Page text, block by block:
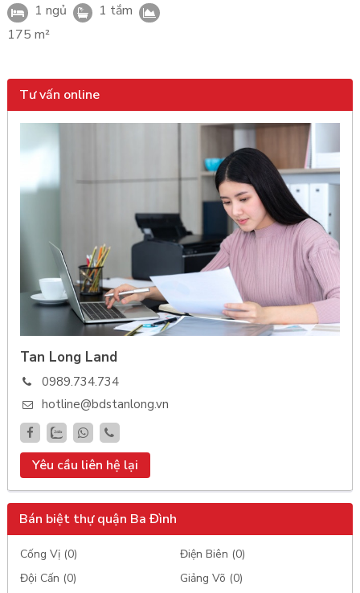
1 ngủ
1 tắm
175 m²
Tư vấn online
Tan Long Land
0989.734.734
hotline@bdstanlong.vn
Yêu cầu liên hệ lại
Bán biệt thự quận Ba Đình
Cống Vị (0)
Điện Biên (0)
Đội Cấn (0)
Giảng Võ (0)